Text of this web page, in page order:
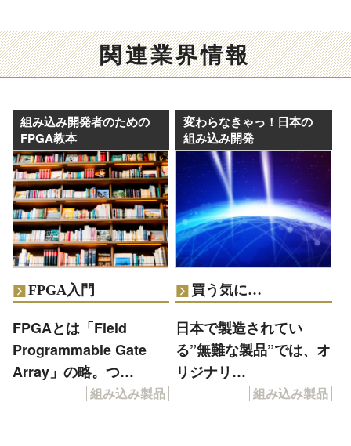
関連業界情報
組み込み開発者のための
FPGA教本
FPGA入門
FPGAとは「Field
Programmable Gate
Array」の略。つ…
組み込み製品
変わらなきゃっ！日本の
組み込み開発
買う気に…
日本で製造されてい
る”無難な製品”では、オ
リジナリ…
組み込み製品